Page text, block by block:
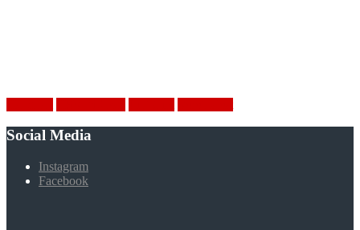
Social Media
Instagram
Facebook